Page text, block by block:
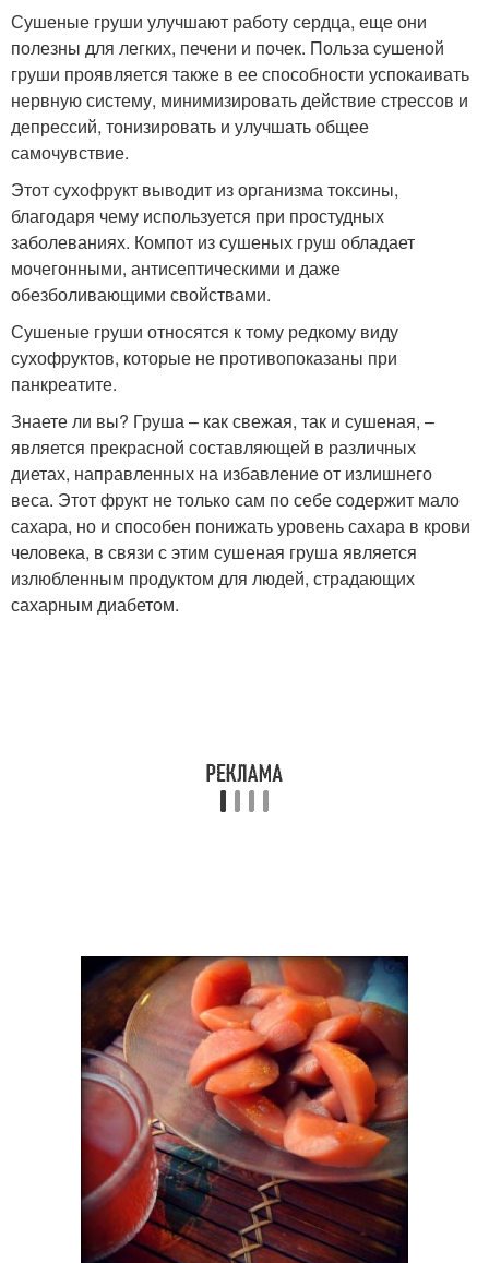
Сушеные груши улучшают работу сердца, еще они
полезны для легких, печени и почек. Польза сушеной
груши проявляется также в ее способности успокаивать
нервную систему, минимизировать действие стрессов и
депрессий, тонизировать и улучшать общее
самочувствие.
Этот сухофрукт выводит из организма токсины,
благодаря чему используется при простудных
заболеваниях. Компот из сушеных груш обладает
мочегонными, антисептическими и даже
обезболивающими свойствами.
Сушеные груши относятся к тому редкому виду
сухофруктов, которые не противопоказаны при
панкреатите.
Знаете ли вы? Груша – как свежая, так и сушеная, –
является прекрасной составляющей в различных
диетах, направленных на избавление от излишнего
веса. Этот фрукт не только сам по себе содержит мало
сахара, но и способен понижать уровень сахара в крови
человека, в связи с этим сушеная груша является
излюбленным продуктом для людей, страдающих
сахарным диабетом.